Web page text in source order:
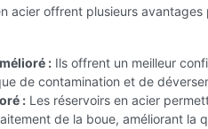
acier offrent plusieurs
: Ils offrent un meilleur
de contamination et de
: Les réservoirs en acier
de la boue, améliorant la